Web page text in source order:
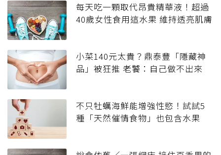
每天吃一顆取代昂貴精華液！超過
40歲女性食用這水果 維持透亮肌膚
小菜140元太貴？鼎泰豐「隱藏神
品」被狂推 老饕：自己做不出來
不只牡蠣海鮮能增強性慾！試試5
種「天然催情食物」也包含水果